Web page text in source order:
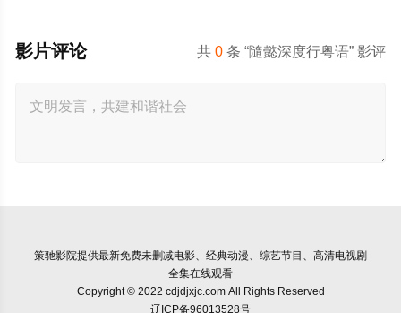
共0 条 “隨懿深度行粤语” 影评
影片评论
策驰影院提供最新免费未删减电影、经典动漫、综艺节目、高清电视剧
全集在线观看
Copyright © 2022 cdjdjxjc.com All Rights Reserved
辽ICP备96013528号